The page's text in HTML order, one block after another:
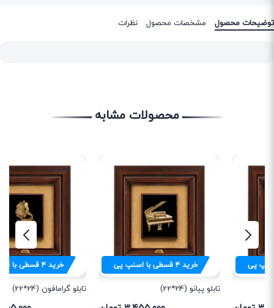
توضیحات محصول مشخصات محصول نظرات
محصولات مشابه
قسطی با اسنپ پی قسطی با اسنپ پی
تابلو گرامافون (24*22)